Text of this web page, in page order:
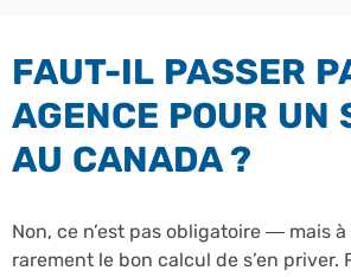
FAUT-IL PASSER
AGENCE POUR UN
AU CANADA ?
Non, ce n’est pas obligatoire — mais à
rarement le bon calcul de s’en priver.